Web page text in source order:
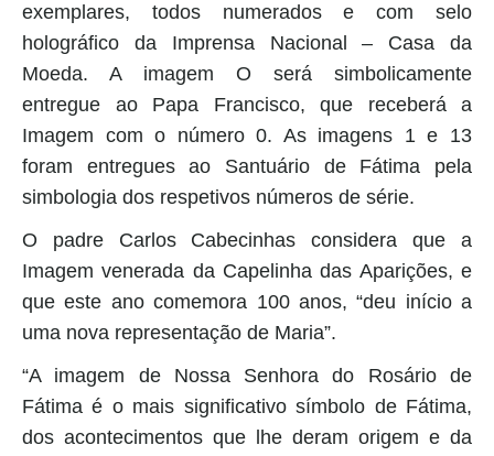
exemplares, todos numerados e com selo
holográfico da Imprensa Nacional – Casa da
Moeda. A imagem O será simbolicamente
entregue ao Papa Francisco, que receberá a
Imagem com o número 0. As imagens 1 e 13
foram entregues ao Santuário de Fátima pela
simbologia dos respetivos números de série.
O padre Carlos Cabecinhas considera que a
Imagem venerada da Capelinha das Aparições, e
que este ano comemora 100 anos, “deu início a
uma nova representação de Maria”.
“A imagem de Nossa Senhora do Rosário de
Fátima é o mais significativo símbolo de Fátima,
dos acontecimentos que lhe deram origem e da